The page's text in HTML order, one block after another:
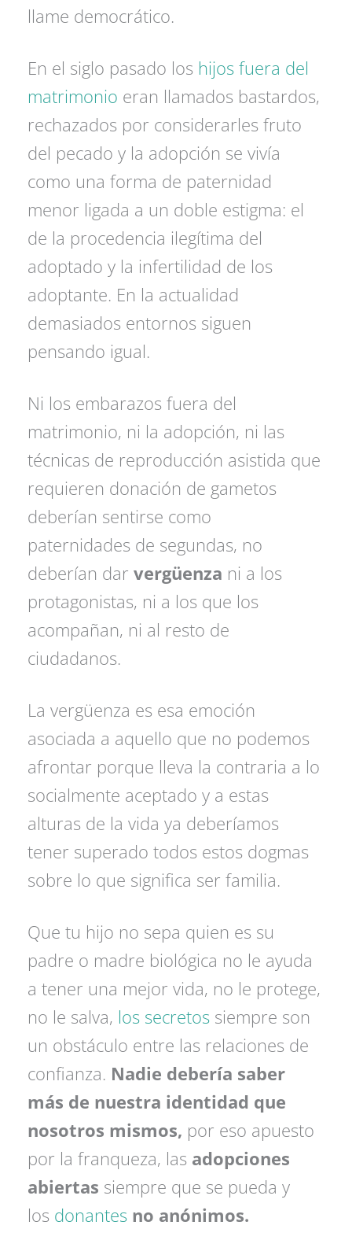
llame democrático.
En el siglo pasado los hijos fuera del
matrimonio eran llamados bastardos,
rechazados por considerarles fruto
del pecado y la adopción se vivía
como una forma de paternidad
menor ligada a un doble estigma: el
de la procedencia ilegítima del
adoptado y la infertilidad de los
adoptante. En la actualidad
demasiados entornos siguen
pensando igual.
Ni los embarazos fuera del
matrimonio, ni la adopción, ni las
técnicas de reproducción asistida que
requieren donación de gametos
deberían sentirse como
paternidades de segundas, no
deberían darvergüenza ni a los
protagonistas, ni a los que los
acompañan, ni al resto de
ciudadanos.
La vergüenza es esa emoción
asociada a aquello que no podemos
afrontar porque lleva la contraria a lo
socialmente aceptado y a estas
alturas de la vida ya deberíamos
tener superado todos estos dogmas
sobre lo que significa ser familia.
Que tu hijo no sepa quien es su
padre o madre biológica no le ayuda
a tener una mejor vida, no le protege,
no le salva, los secretos siempre son
un obstáculo entre las relaciones de
confianza. Nadie debería saber
más de nuestra identidad que
nosotros mismos, por eso apuesto
por la franqueza, las adopciones
abiertas siempre que se pueda y
los donantes no anónimos.